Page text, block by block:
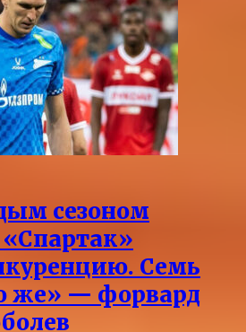
сезоном
«Спартак»
Семь
же» — форвард